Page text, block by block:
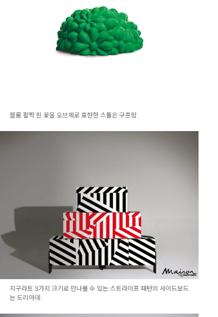
블룸 활짝 핀 꽃을 오브제로 표현한 스툴은 구프람.
지구라트 3가지 크기로 만나볼 수 있는 스트라이프 패턴의 사이드보드
는 드리아데.